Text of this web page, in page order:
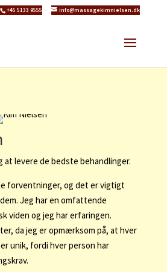
+45 5133 9555 info@massagekimnielsen.dk
levere de bedste behandlinger.
forventninger, og det er vigtigt
Jeg har en omfattende
viden og jeg har erfaringen.
da jeg er opmærksom på, at hver
unik, fordi hver person har